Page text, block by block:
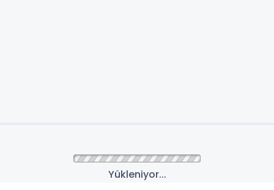
Yükleniyor...